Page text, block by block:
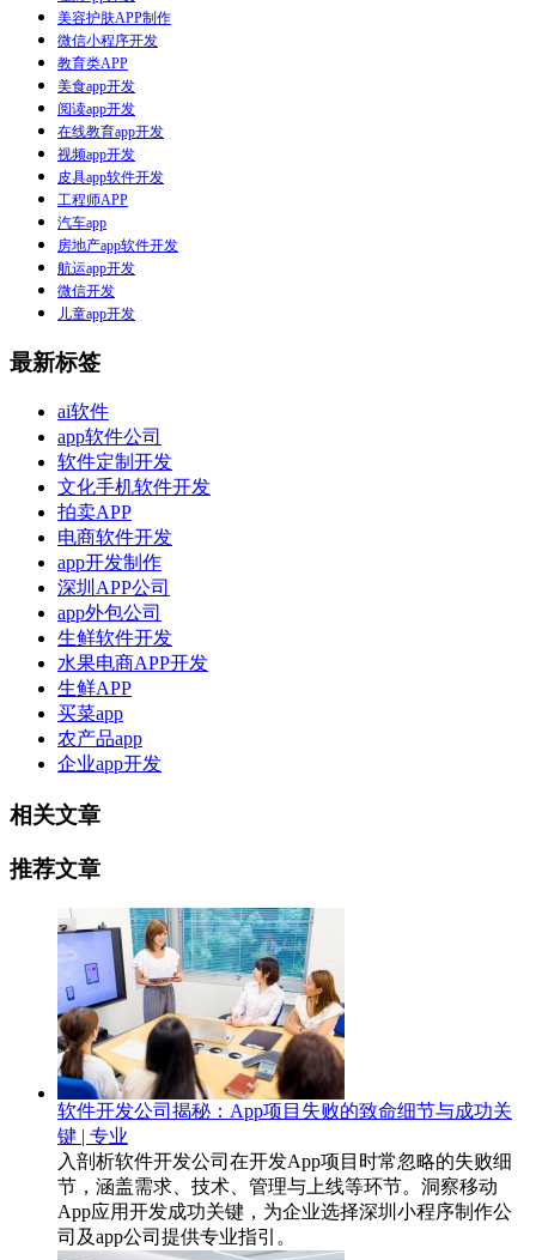
美容护肤APP制作
微信小程序开发
教育类APP
美食app开发
阅读app开发
在线教育app开发
视频app开发
皮具app软件开发
工程师APP
汽车app
房地产app软件开发
航运app开发
微信开发
儿童app开发
最新标签
ai软件
app软件公司
软件定制开发
文化手机软件开发
拍卖APP
电商软件开发
app开发制作
深圳APP公司
app外包公司
生鲜软件开发
水果电商APP开发
生鲜APP
买菜app
农产品app
企业app开发
相关文章
推荐文章
软件开发公司揭秘：App项目失败的致命细节与成功关
键 | 专业
入剖析软件开发公司在开发App项目时常忽略的失败细
节，涵盖需求、技术、管理与上线等环节。洞察移动
App应用开发成功关键，为企业选择深圳小程序制作公
司及app公司提供专业指引。